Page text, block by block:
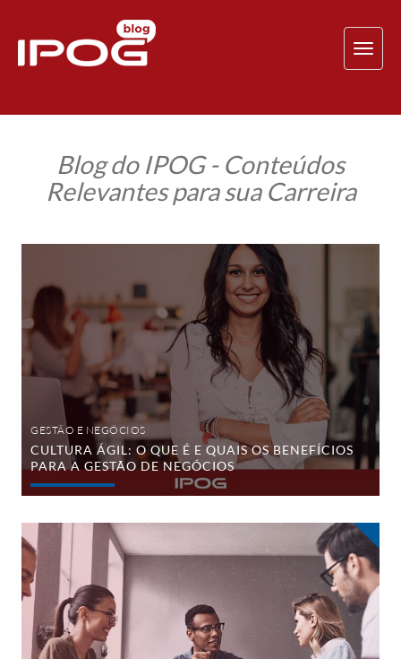
Blog do IPOG - Conteúdos
Relevantes para sua Carreira
Cultura
que
e
quais
benefícios
para
negócios
GESTÃO E NEGÓCIOS
CULTURA ÁGIL: O QUE É E QUAIS OS BENEFÍCIOS
PARA A GESTÃO DE NEGÓCIOS
Business
Model
Generation:
inovação
no
modelo
de
negócios